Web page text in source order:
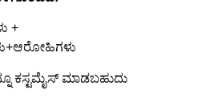
+
ಕಸ್ಟಮೈಸ್ ಮಾಡಬಹುದು